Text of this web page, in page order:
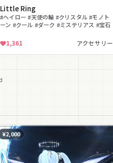
Little Ring
#ヘイロー #天使の輪 #クリスタル #モノト
ーン #クール #ダーク #ミステリアス #宝石
1,361 アクセサリー
¥2,000